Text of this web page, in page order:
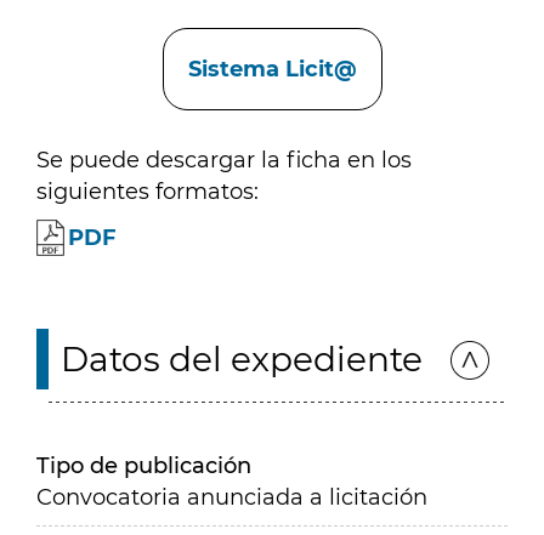
Sistema Licit@
Se puede descargar la ficha en los
siguientes formatos:
PDF
Datos del expediente
Tipo de publicación
Convocatoria anunciada a licitación